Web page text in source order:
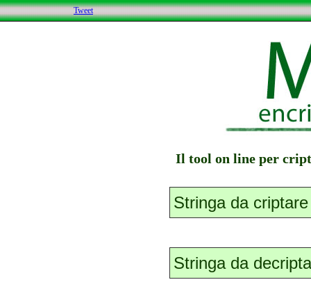
Tweet
Il tool on line per